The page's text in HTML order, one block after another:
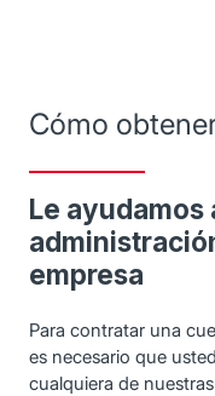
Cómo
Le
empresa
Para contratar una
es necesario que
cualquiera de